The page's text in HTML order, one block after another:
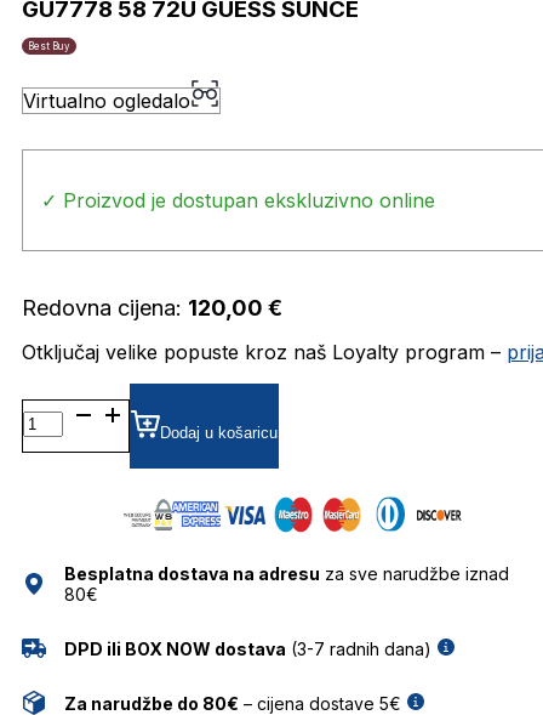
GU7778 58 72U GUESS SUNCE
Best Buy
Virtualno ogledalo
✓ Proizvod je dostupan ekskluzivno online
Redovna cijena: 120,00 €
Otključaj velike popuste kroz naš Loyalty program –
GU7778
58
72U
Dodaj u košaricu
Besplatna dostava na adresu za sve narudžbe iznad
80€
DPD ili BOX NOW dostava (3-7 radnih dana)
Za narudžbe do 80€ – cijena dostave 5€